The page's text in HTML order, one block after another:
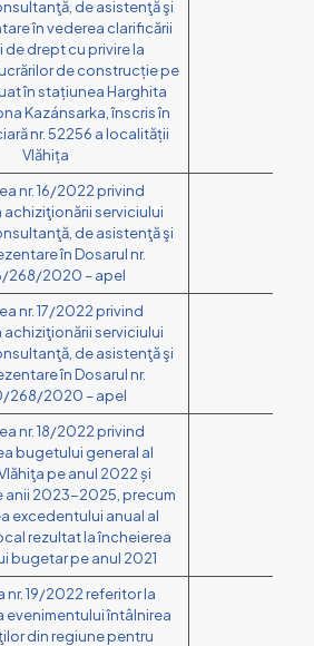
de asistenţă şi
în vederea clarificării
de drept cu privire la
de construcție pe
în stațiunea Harghita
Kazánsarka, înscris în
nr. 52256 a localității
Vlăhița
nr. 16/2022 privind
serviciului
de asistenţă şi
în Dosarul nr.
268/2020 – apel
nr. 17/2022 privind
serviciului
de asistenţă şi
în Dosarul nr.
268/2020 – apel
nr. 18/2022 privind
bugetului general al
pe anul 2022 și
anii 2023-2025, precum
excedentului anual al
rezultat la încheierea
bugetar pe anul 2021
nr. 19/2022 referitor la
evenimentului întâlnirea
din regiune pentru